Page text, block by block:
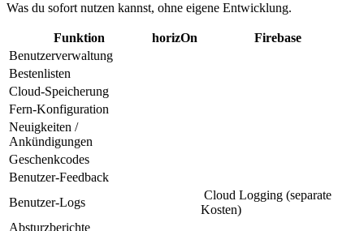
Was du sofort nutzen kannst, ohne eigene Entwicklung.
Funktion horizOn
Firebase
Benutzerverwaltung
Bestenlisten
Cloud-Speicherung
Fern-Konfiguration
Neuigkeiten /
Ankündigungen
Geschenkcodes
Benutzer-Feedback
Benutzer-Logs
Cloud Logging (separate
Kosten)
Absturzberichte